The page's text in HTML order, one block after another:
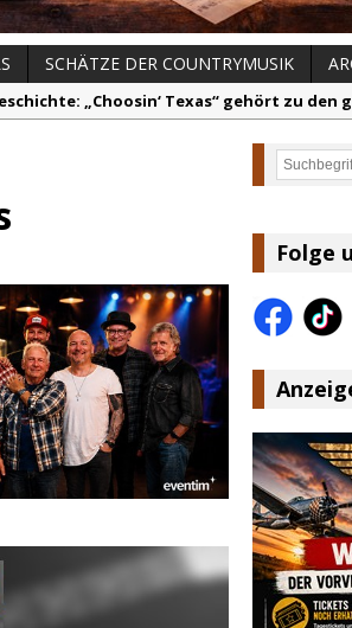
SCHÄTZE DER COUNTRYMUSIK
„Choosin‘ Texas“ gehört zu
„I Don’t Care“ einen weiteren Schatz aus
erreicht täglich rund 10.000 Leser
mit neuem Video zu „Mexico Honey“
ständigen Vergleich mit anderen
Suchen
Folge